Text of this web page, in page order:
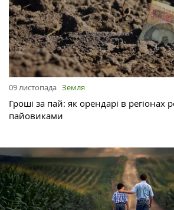
09 листопада Земля
Гроші за пай: як орендарі в регіонах
пайовиками